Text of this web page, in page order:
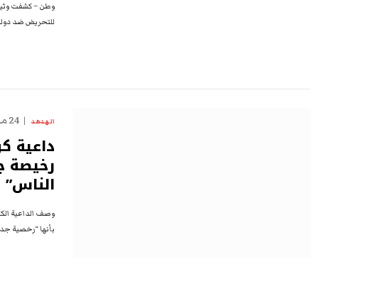
وطن – كشفت
للتحريض ضد
الهدهد 24 مايو، 2017
داعية
رخيصة
الناس”
وصف الداعية
بأنها “رخصية